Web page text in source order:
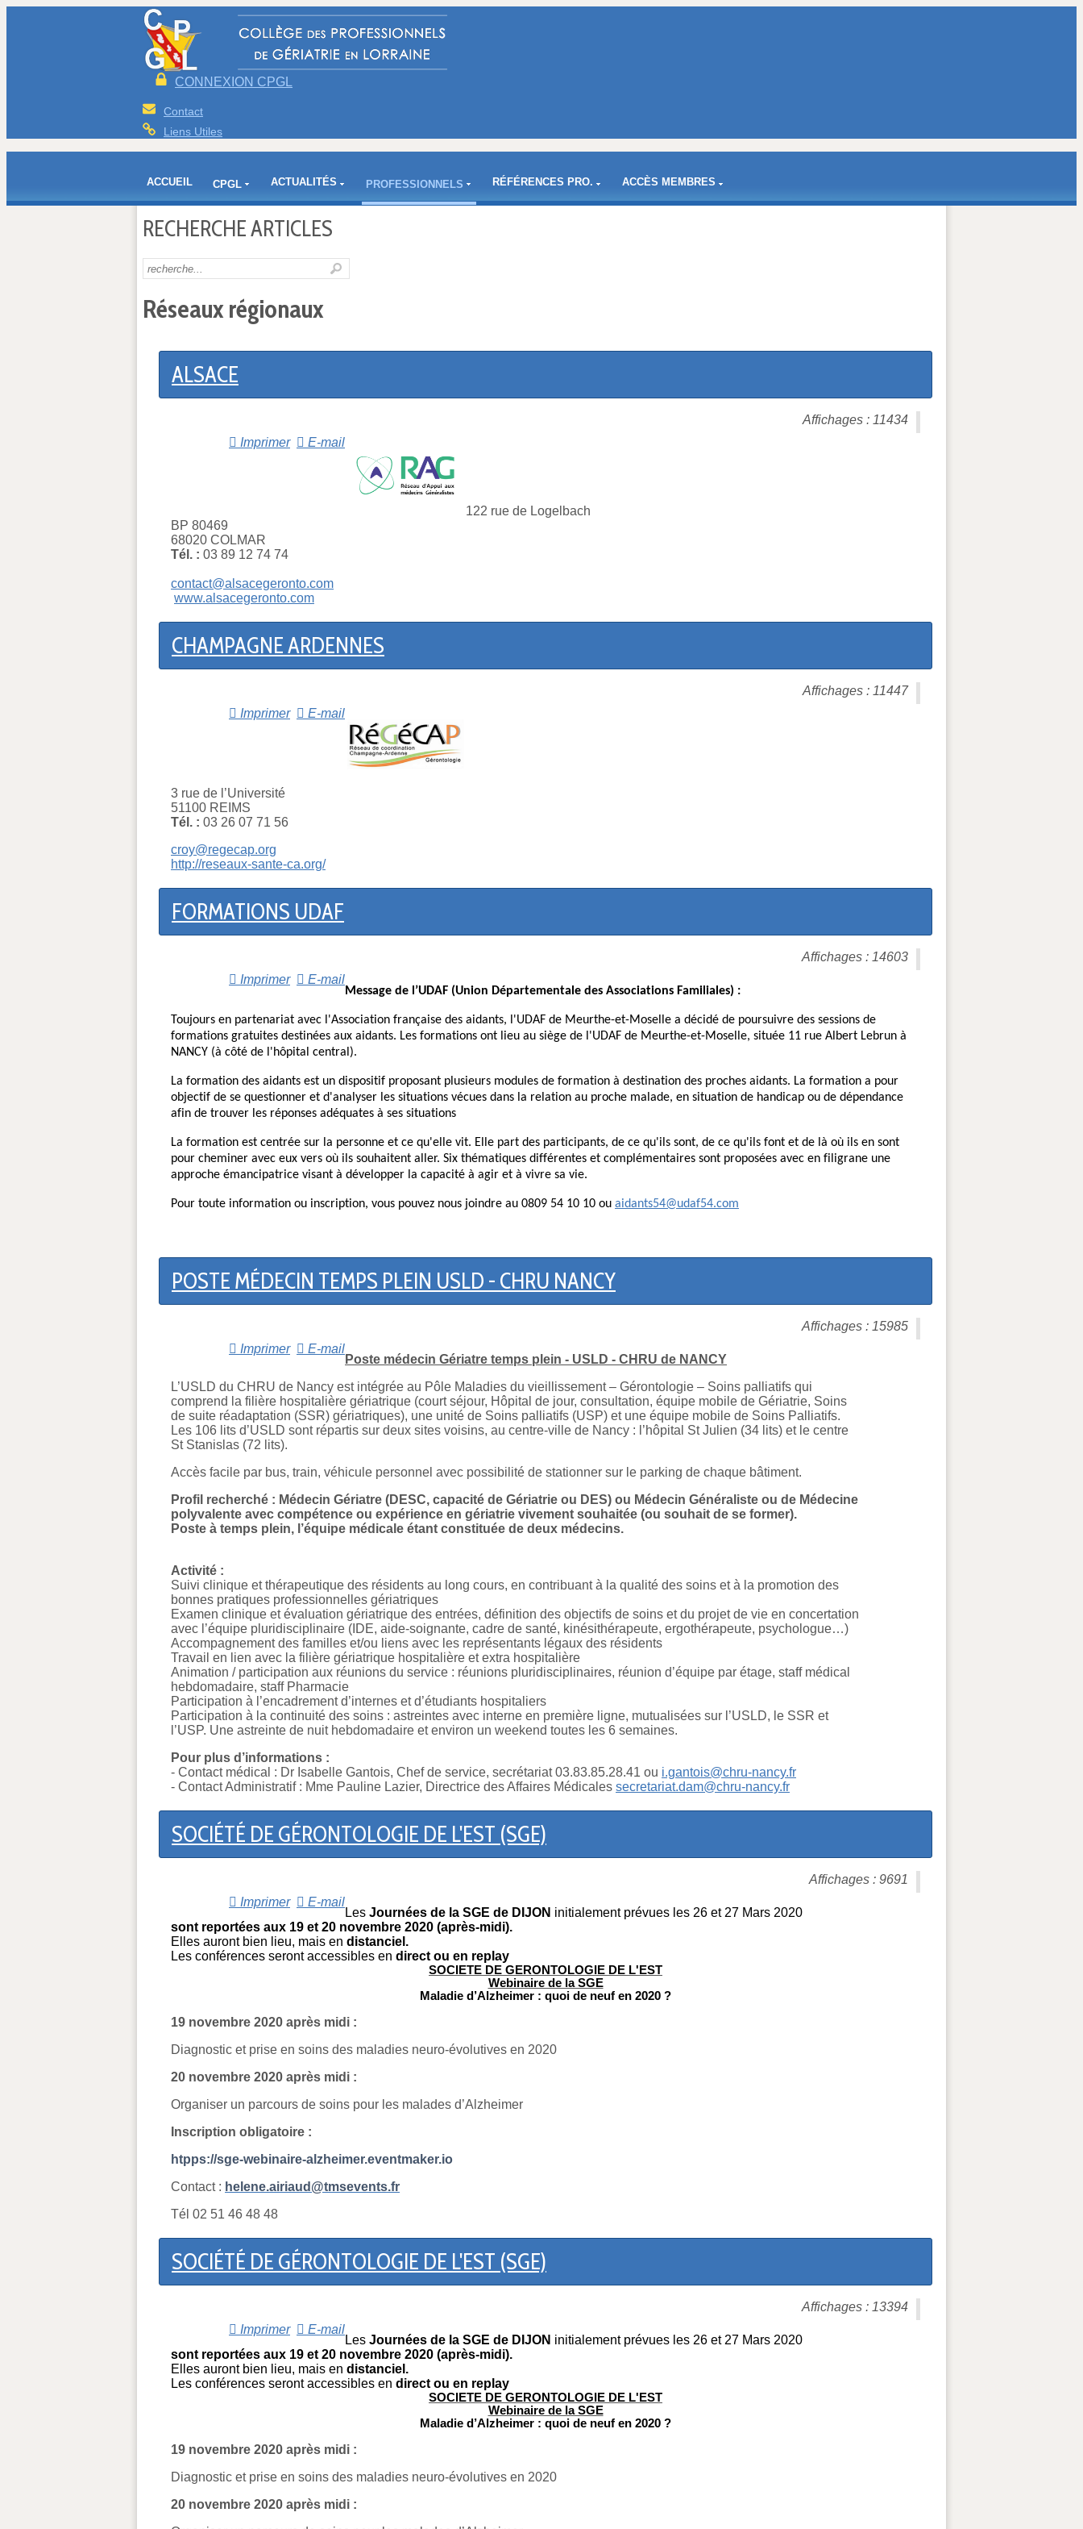
CONNEXION CPGL
Contact
Liens Utiles
ACCUEIL CPGL ACTUALITÉS PROFESSIONNELS RÉFÉRENCES PRO. ACCÈS MEMBRES
RECHERCHE ARTICLES
Réseaux régionaux
ALSACE
Affichages : 11434
Imprimer
E-mail
122 rue de Logelbach
BP 80469
68020 COLMAR
Tél. : 03 89 12 74 74
contact@alsacegeronto.com
www.alsacegeronto.com
CHAMPAGNE ARDENNES
Affichages : 11447
Imprimer
E-mail
3 rue de l’Université
51100 REIMS
Tél. : 03 26 07 71 56
croy@regecap.org
http://reseaux-sante-ca.org/
FORMATIONS UDAF
Affichages : 14603
Imprimer
E-mail
Message de l’UDAF (Union Départementale des Associations Familiales) :
Toujours en partenariat avec l'Association française des aidants, l'UDAF de Meurthe-et-Moselle a décidé de poursuivre des sessions de
formations gratuites destinées aux aidants. Les formations ont lieu au siège de l'UDAF de Meurthe-et-Moselle, située 11 rue Albert Lebrun à
NANCY (à côté de l'hôpital central).
La formation des aidants est un dispositif proposant plusieurs modules de formation à destination des proches aidants. La formation a pour
objectif de se questionner et d'analyser les situations vécues dans la relation au proche malade, en situation de handicap ou de dépendance
afin de trouver les réponses adéquates à ses situations
La formation est centrée sur la personne et ce qu'elle vit. Elle part des participants, de ce qu'ils sont, de ce qu'ils font et de là où ils en sont
pour cheminer avec eux vers où ils souhaitent aller. Six thématiques différentes et complémentaires sont proposées avec en filigrane une
approche émancipatrice visant à développer la capacité à agir et à vivre sa vie.
Pour toute information ou inscription, vous pouvez nous joindre au 0809 54 10 10 ou aidants54@udaf54.com
POSTE MÉDECIN TEMPS PLEIN USLD - CHRU NANCY
Affichages : 15985
Imprimer
E-mail
Poste médecin Gériatre temps plein - USLD - CHRU de NANCY
L’USLD du CHRU de Nancy est intégrée au Pôle Maladies du vieillissement – Gérontologie – Soins palliatifs qui
comprend la filière hospitalière gériatrique (court séjour, Hôpital de jour, consultation, équipe mobile de Gériatrie, Soins
de suite réadaptation (SSR) gériatriques), une unité de Soins palliatifs (USP) et une équipe mobile de Soins Palliatifs.
Les 106 lits d’USLD sont répartis sur deux sites voisins, au centre-ville de Nancy : l’hôpital St Julien (34 lits) et le centre
St Stanislas (72 lits).
Accès facile par bus, train, véhicule personnel avec possibilité de stationner sur le parking de chaque bâtiment.
Profil recherché : Médecin Gériatre (DESC, capacité de Gériatrie ou DES) ou Médecin Généraliste ou de Médecine
polyvalente avec compétence ou expérience en gériatrie vivement souhaitée (ou souhait de se former).
Poste à temps plein, l’équipe médicale étant constituée de deux médecins.
Activité :
Suivi clinique et thérapeutique des résidents au long cours, en contribuant à la qualité des soins et à la promotion des
bonnes pratiques professionnelles gériatriques
Examen clinique et évaluation gériatrique des entrées, définition des objectifs de soins et du projet de vie en concertation
avec l’équipe pluridisciplinaire (IDE, aide-soignante, cadre de santé, kinésithérapeute, ergothérapeute, psychologue…)
Accompagnement des familles et/ou liens avec les représentants légaux des résidents
Travail en lien avec la filière gériatrique hospitalière et extra hospitalière
Animation / participation aux réunions du service : réunions pluridisciplinaires, réunion d’équipe par étage, staff médical
hebdomadaire, staff Pharmacie
Participation à l’encadrement d’internes et d’étudiants hospitaliers
Participation à la continuité des soins : astreintes avec interne en première ligne, mutualisées sur l’USLD, le SSR et
l’USP. Une astreinte de nuit hebdomadaire et environ un weekend toutes les 6 semaines.
Pour plus d’informations :
- Contact médical : Dr Isabelle Gantois, Chef de service, secrétariat 03.83.85.28.41 ou i.gantois@chru-nancy.fr
- Contact Administratif : Mme Pauline Lazier, Directrice des Affaires Médicales secretariat.dam@chru-nancy.fr
SOCIÉTÉ DE GÉRONTOLOGIE DE L'EST (SGE)
Affichages : 9691
Imprimer
E-mail
Les Journées de la SGE de DIJON initialement prévues les 26 et 27 Mars 2020
sont reportées aux 19 et 20 novembre 2020 (après-midi).
Elles auront bien lieu, mais en distanciel.
Les conférences seront accessibles en direct ou en replay
SOCIETE DE GERONTOLOGIE DE L'EST
Webinaire de la SGE
Maladie d’Alzheimer : quoi de neuf en 2020 ?
19 novembre 2020 après midi :
Diagnostic et prise en soins des maladies neuro-évolutives en 2020
20 novembre 2020 après midi :
Organiser un parcours de soins pour les malades d’Alzheimer
Inscription obligatoire :
htpps://sge-webinaire-alzheimer.eventmaker.io
Contact : helene.airiaud@tmsevents.fr
Tél 02 51 46 48 48
SOCIÉTÉ DE GÉRONTOLOGIE DE L'EST (SGE)
Affichages : 13394
Imprimer
E-mail
Les Journées de la SGE de DIJON initialement prévues les 26 et 27 Mars 2020
sont reportées aux 19 et 20 novembre 2020 (après-midi).
Elles auront bien lieu, mais en distanciel.
Les conférences seront accessibles en direct ou en replay
SOCIETE DE GERONTOLOGIE DE L'EST
Webinaire de la SGE
Maladie d’Alzheimer : quoi de neuf en 2020 ?
19 novembre 2020 après midi :
Diagnostic et prise en soins des maladies neuro-évolutives en 2020
20 novembre 2020 après midi :